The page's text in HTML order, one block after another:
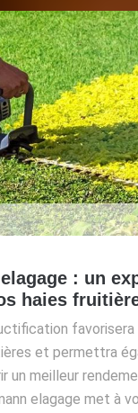
: un
haies
et permettra
un meilleur
elagage met à